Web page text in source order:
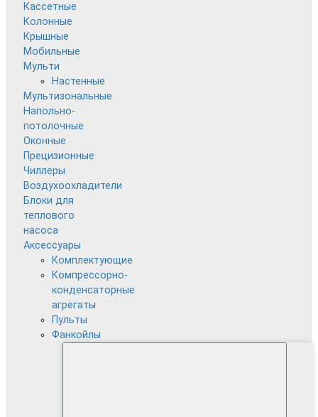
Кассетные
Колонные
Крышные
Мобильные
Мульти
Настенные
Мультизональные
Напольно-
потолочные
Оконные
Прецизионные
Чиллеры
Воздухоохладители
Блоки для
теплового
насоса
Аксессуары
Комплектующие
Компрессорно-
конденсаторные
агрегаты
Пульты
Фанкойлы